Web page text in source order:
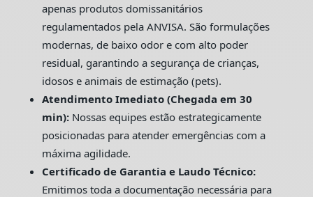
apenas produtos domissanitários
regulamentados pela ANVISA. São formulações
modernas, de baixo odor e com alto poder
residual, garantindo a segurança de crianças,
idosos e animais de estimação (pets).
Atendimento Imediato (Chegada em 30
min):Nossas equipes estão estrategicamente
posicionadas para atender emergências com a
máxima agilidade.
Certificado de Garantia e Laudo Técnico:
Emitimos toda a documentação necessária para